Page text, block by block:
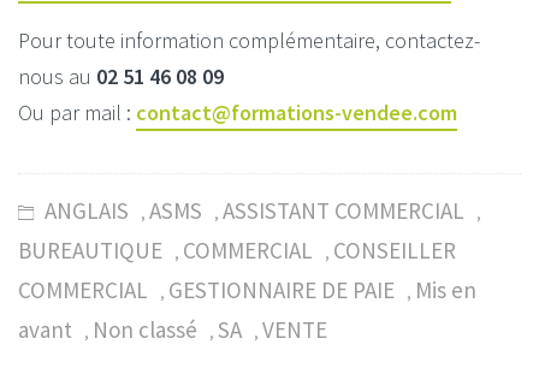
Pour toute information complémentaire, contactez-
nous au 02 51 46 08 09
Ou par mail : contact@formations-vendee.com
ANGLAIS , ASMS , ASSISTANT COMMERCIAL ,
BUREAUTIQUE , COMMERCIAL , CONSEILLER
COMMERCIAL
, GESTIONNAIRE DE PAIE , Mis en
avant
, Non classé , SA , VENTE